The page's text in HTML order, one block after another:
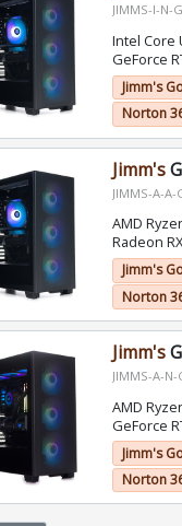
JIMMS-I-N-
Intel Core
GeForce
Jimm's
Norton
Jimm's
JIMMS-A-A-
AMD
Radeon
Jimm's
Norton
Jimm's
JIMMS-A-N-
AMD
GeForce
Jimm's
Norton